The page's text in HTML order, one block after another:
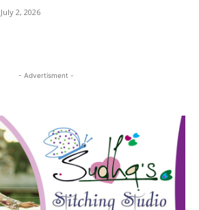
July 2, 2026
- Advertisment -